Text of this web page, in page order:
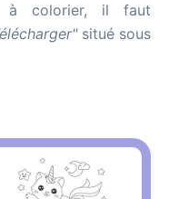
à colorier, il faut
situé sous